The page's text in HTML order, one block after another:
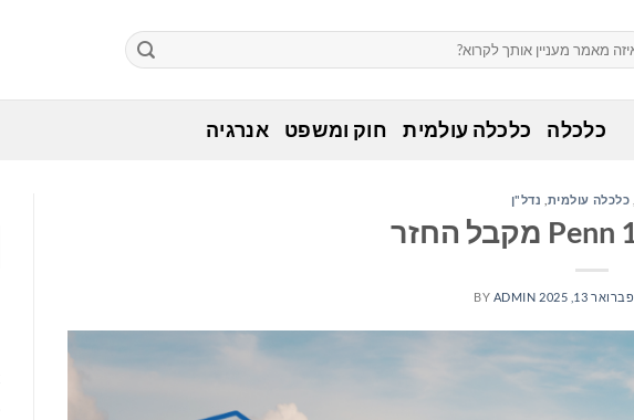
כלכלה כלכלה עולמית חוק ומשפט אנרגיה
כלכלה עולמית נדל"ן
פברואר 13, 2025 BY ADMIN